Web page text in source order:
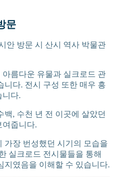
문
안 방문 시 산시 역사 박물관
름다운 유물과 실크로드 관
니다. 전시 구성 또한 매우 흥
니다.
백, 수천 년 전 이곳에 살았던
여줍니다.
가장 번성했던 시기의 모습을
실크로드 전시물들을 통해
지였음을 이해할 수 있습니다.